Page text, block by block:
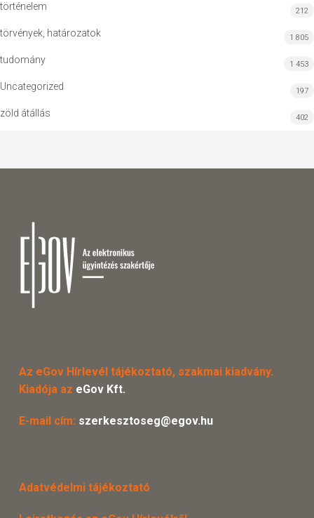
történelem 212
törvények, határozatok 1 805
tudomány 1 453
Uncategorized 197
zöld átállás 402
Az eGov Hírlevél tájékoztató, szakmai kiadvány.
Kiadója az eGov Kft.
E-mail cím: szerkesztoseg@egov.hu
Adatvédelmi tájékoztató